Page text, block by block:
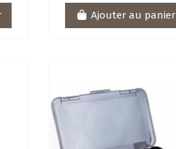
Ajouter au panier